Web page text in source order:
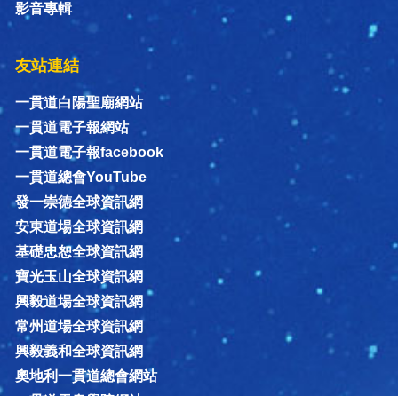
影音專輯
友站連結
一貫道白陽聖廟網站
一貫道電子報網站
一貫道電子報facebook
一貫道總會YouTube
發一崇德全球資訊網
安東道場全球資訊網
基礎忠恕全球資訊網
寶光玉山全球資訊網
興毅道場全球資訊網
常州道場全球資訊網
興毅義和全球資訊網
奧地利一貫道總會網站